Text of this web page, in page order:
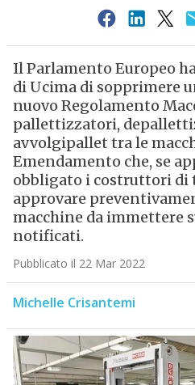
Il Parlamento Europeo
di Ucima di sopprimere
nuovo Regolamento
pallettizzatori,
avvolgipallet tra le
Emendamento che, se
obbligato i costruttori di
approvare
macchine da immettere
notificati.
Pubblicato il 22 Mar 2022
Michelle Crisantemi